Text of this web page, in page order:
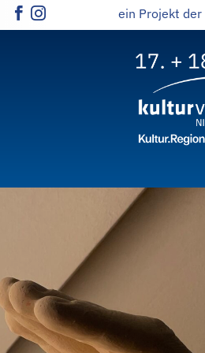
ein Projekt der